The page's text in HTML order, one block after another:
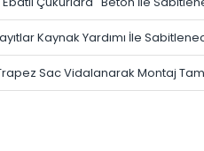
Kaynak Yardımı İle
Sac Vidalanarak Montaj